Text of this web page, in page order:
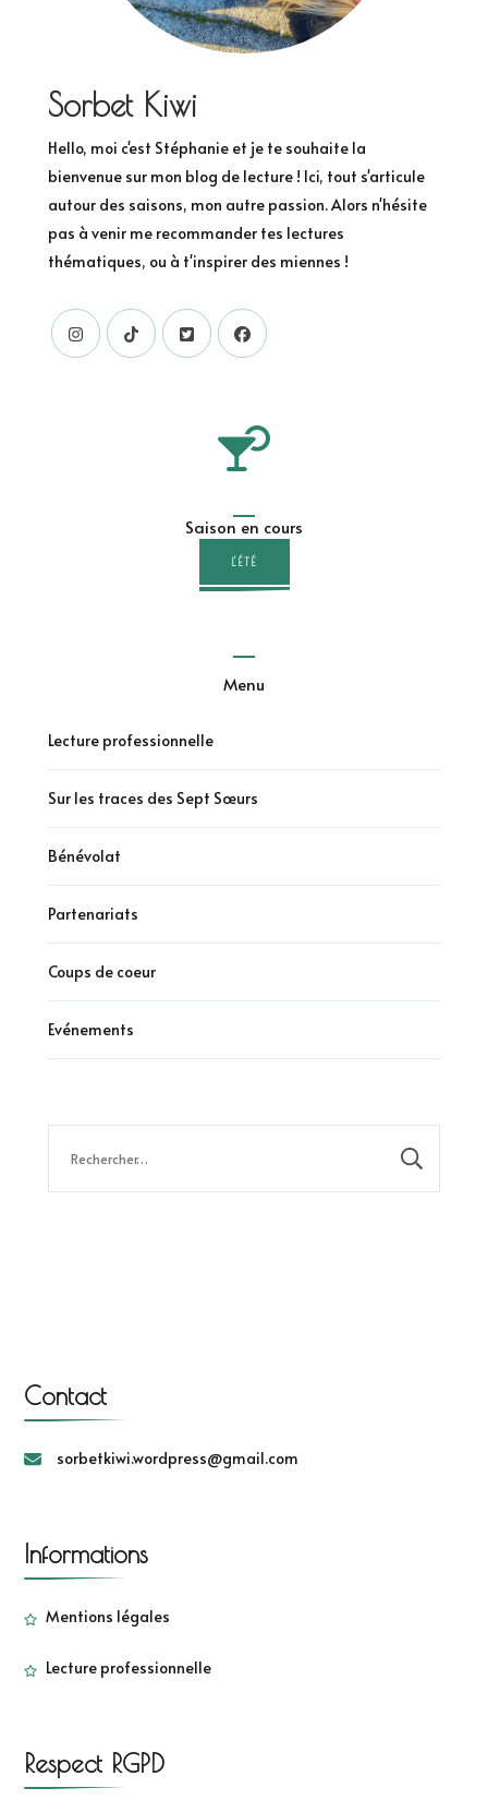
Sorbet Kiwi
Hello, moi c'est Stéphanie et je te souhaite la
bienvenue sur mon blog de lecture ! Ici, tout s'articule
autour des saisons, mon autre passion. Alors n'hésite
pas à venir me recommander tes lectures
thématiques, ou à t'inspirer des miennes !
Saison en cours
L'ÉTÉ
Menu
Lecture professionnelle
Sur les traces des Sept Sœurs
Bénévolat
Partenariats
Coups de coeur
Evénements
Contact
sorbetkiwi.wordpress@gmail.com
Informations
Mentions légales
Lecture professionnelle
Respect RGPD